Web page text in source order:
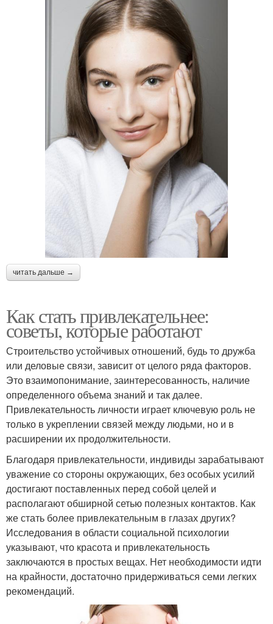
читать дальше →
Как стать привлекательнее:
советы, которые работают
Строительство устойчивых отношений, будь то дружба
или деловые связи, зависит от целого ряда факторов.
Это взаимопонимание, заинтересованность, наличие
определенного объема знаний и так далее.
Привлекательность личности играет ключевую роль не
только в укреплении связей между людьми, но и в
расширении их продолжительности.
Благодаря привлекательности, индивиды зарабатывают
уважение со стороны окружающих, без особых усилий
достигают поставленных перед собой целей и
располагают обширной сетью полезных контактов. Как
же стать более привлекательным в глазах других?
Исследования в области социальной психологии
указывают, что красота и привлекательность
заключаются в простых вещах. Нет необходимости идти
на крайности, достаточно придерживаться семи легких
рекомендаций.